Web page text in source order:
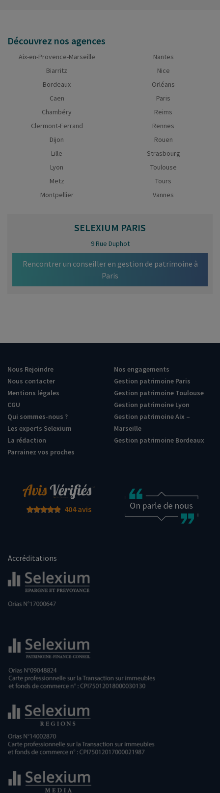
Découvrez nos agences
Aix-en-Provence-Marseille
Biarritz
Bordeaux
Caen
Chambéry
Clermont-Ferrand
Dijon
Lille
Lyon
Metz
Montpellier
Nantes
Nice
Orléans
Paris
Reims
Rennes
Rouen
Strasbourg
Toulouse
Tours
Vannes
SELEXIUM PARIS
9 Rue Duphot
Rencontrer un conseiller en gestion de patrimoine à
Paris
Nous Rejoindre
Nous contacter
Mentions légales
CGU
Qui sommes-nous ?
Les experts Selexium
La rédaction
Parrainez vos proches
Nos engagements
Gestion patrimoine Paris
Gestion patrimoine Toulouse
Gestion patrimoine Lyon
Gestion patrimoine Aix –
Marseille
Gestion patrimoine Bordeaux
404 avis
Accréditations